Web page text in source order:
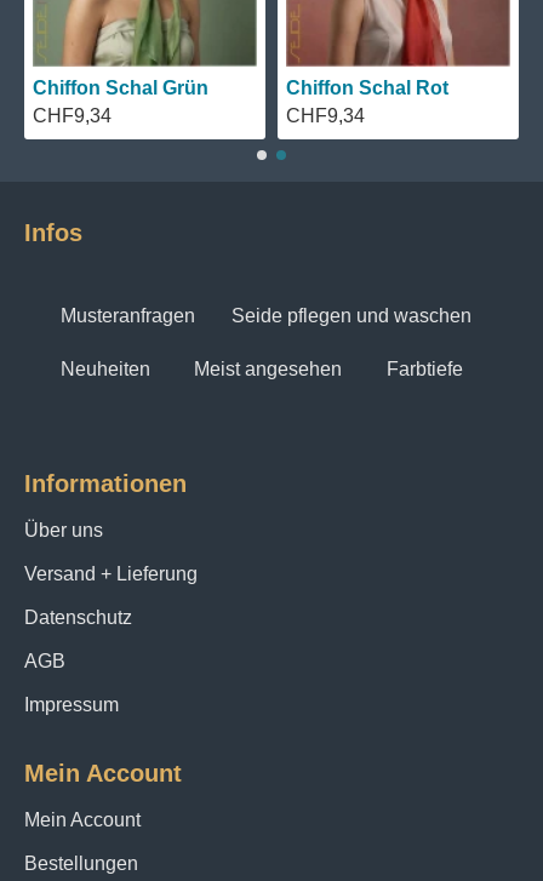
Chiffon Schal Grün
CHF9,34
Chiffon Schal Rot
CHF9,34
Infos
Musteranfragen Seide pflegen und waschen
Neuheiten Meist angesehen Farbtiefe
Informationen
Über uns
Versand + Lieferung
Datenschutz
AGB
Impressum
Mein Account
Mein Account
Bestellungen